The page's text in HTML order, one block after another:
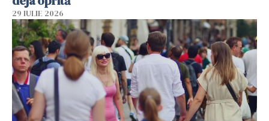
29 IULIE 2026